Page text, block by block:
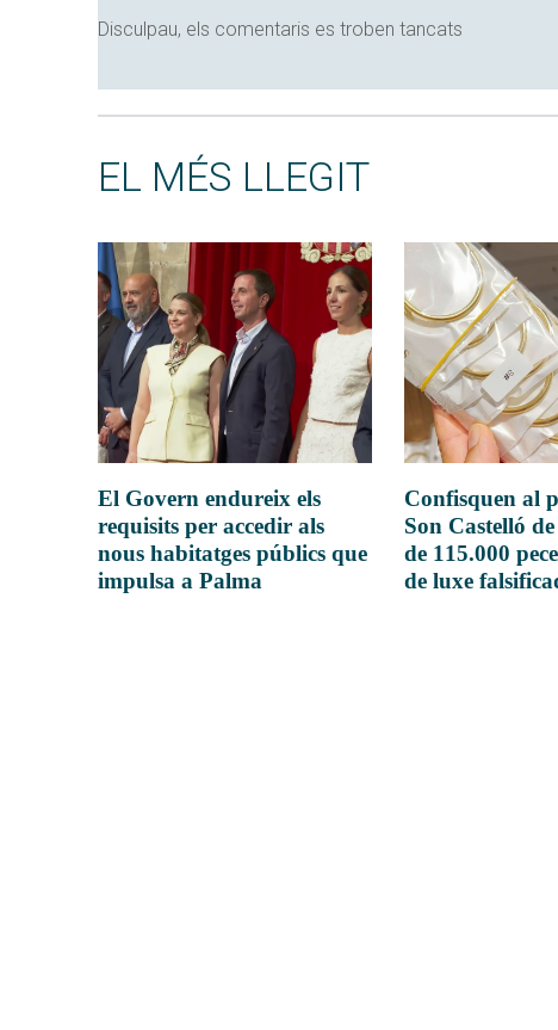
Disculpau, els comentaris es troben tancats
EL MÉS LLEGIT
El Govern endureix els
requisits per accedir als
nous habitatges públics que
impulsa a Palma
Confisquen al
Son Castelló
de 115.000
de luxe